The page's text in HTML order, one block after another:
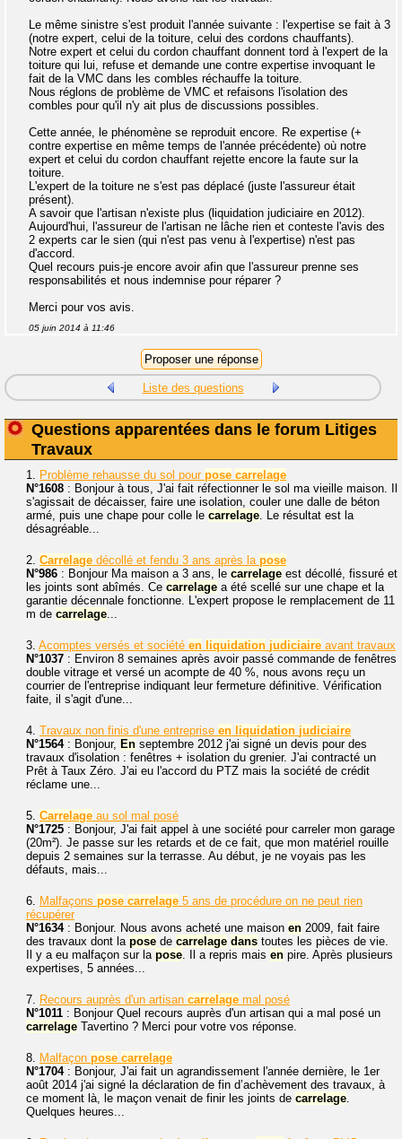
Le même sinistre s'est produit l'année suivante : l'expertise se fait à 3
(notre expert, celui de la toiture, celui des cordons chauffants).
Notre expert et celui du cordon chauffant donnent tord à l'expert de la
toiture qui lui, refuse et demande une contre expertise invoquant le
fait de la VMC dans les combles réchauffe la toiture.
Nous réglons de problème de VMC et refaisons l'isolation des
combles pour qu'il n'y ait plus de discussions possibles.
Cette année, le phénomène se reproduit encore. Re expertise (+
contre expertise en même temps de l'année précédente) où notre
expert et celui du cordon chauffant rejette encore la faute sur la
toiture.
L'expert de la toiture ne s'est pas déplacé (juste l'assureur était
présent).
A savoir que l'artisan n'existe plus (liquidation judiciaire en 2012).
Aujourd'hui, l'assureur de l'artisan ne lâche rien et conteste l'avis des
2 experts car le sien (qui n'est pas venu à l'expertise) n'est pas
d'accord.
Quel recours puis-je encore avoir afin que l'assureur prenne ses
responsabilités et nous indemnise pour réparer ?
Merci pour vos avis.
05 juin 2014 à 11:46
Liste des questions
Questions apparentées dans le forum Litiges
Travaux
1. Problème rehausse du sol pour pose carrelage
N°1608 : Bonjour à tous, J'ai fait réfectionner le sol ma vieille maison. Il
s'agissait de décaisser, faire une isolation, couler une dalle de béton
armé, puis une chape pour colle le carrelage. Le résultat est la
désagréable...
2. Carrelage décollé et fendu 3 ans après la pose
N°986 : Bonjour Ma maison a 3 ans, le carrelage est décollé, fissuré et
les joints sont abîmés. Ce carrelage a été scellé sur une chape et la
garantie décennale fonctionne. L'expert propose le remplacement de 11
m de carrelage...
3. Acomptes versés et société en liquidation judiciaire avant travaux
N°1037 : Environ 8 semaines après avoir passé commande de fenêtres
double vitrage et versé un acompte de 40 %, nous avons reçu un
courrier de l'entreprise indiquant leur fermeture définitive. Vérification
faite, il s'agit d'une...
4. Travaux non finis d'une entreprise en liquidation judiciaire
N°1564: Bonjour, En septembre 2012 j'ai signé un devis pour des
travaux d'isolation : fenêtres + isolation du grenier. J'ai contracté un
Prêt à Taux Zéro. J'ai eu l'accord du PTZ mais la société de crédit
réclame une...
5. Carrelage au sol mal posé
N°1725 : Bonjour, J'ai fait appel à une société pour carreler mon garage
(20m²). Je passe sur les retards et de ce fait, que mon matériel rouille
depuis 2 semaines sur la terrasse. Au début, je ne voyais pas les
défauts, mais...
6. Malfaçons pose carrelage 5 ans de procédure on ne peut rien
récupérer
N°1634: Bonjour. Nous avons acheté une maison en 2009, fait faire
des travaux dont la pose de carrelage dans toutes les pièces de vie.
Il y a eu malfaçon sur la pose. Il a repris mais en pire. Après plusieurs
expertises, 5 années...
7. Recours auprès d'un artisan carrelage mal posé
N°1011 : Bonjour Quel recours auprès d'un artisan qui a mal posé un
carrelage Tavertino ? Merci pour votre vos réponse.
8. Malfaçon pose carrelage
N°1704: Bonjour, J'ai fait un agrandissement l'année dernière, le 1er
août 2014 j'ai signé la déclaration de fin d’achèvement des travaux, à
ce moment là, le maçon venait de finir les joints de carrelage.
Quelques heures...